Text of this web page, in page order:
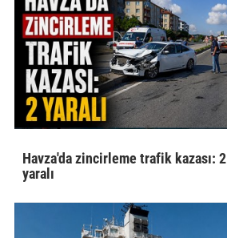
Havza'da zincirleme trafik kazası: 2
yaralı